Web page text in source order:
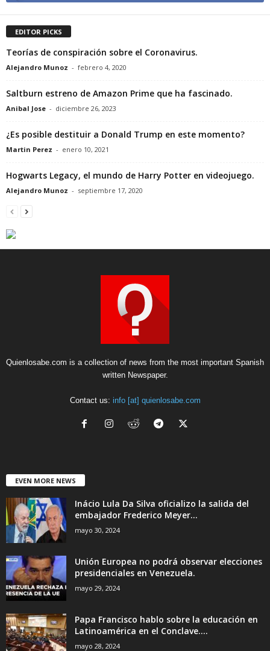
EDITOR PICKS
Teorías de conspiración sobre el Coronavirus.
Alejandro Munoz - febrero 4, 2020
Saltburn estreno de Amazon Prime que ha fascinado.
Anibal Jose - diciembre 26, 2023
¿Es posible destituir a Donald Trump en este momento?
Martin Perez - enero 10, 2021
Hogwarts Legacy, el mundo de Harry Potter en videojuego.
Alejandro Munoz - septiembre 17, 2020
Quienlosabe.com is a collection of news from the most important Spanish
written Newspaper.
Contact us: info [at] quienlosabe.com
EVEN MORE NEWS
Inácio Lula Da Silva oficializo la salida del
embajador Frederico Meyer...
mayo 30, 2024
Unión Europea no podrá observar elecciones
presidenciales en Venezuela.
mayo 29, 2024
Papa Francisco hablo sobre la educación en
Latinoamérica en el Conclave....
mayo 28, 2024